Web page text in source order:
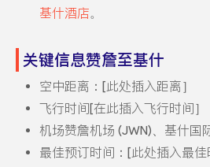
基什酒店。
关键信息赞詹至基什
空中距离：[此处插入距离］
飞行时间[在此插入飞行时间］
机场赞詹机场 (JWN)、基什国
最佳预订时间：[此处插入最佳